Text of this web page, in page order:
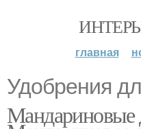
главная
Удобрения
Мандариновые